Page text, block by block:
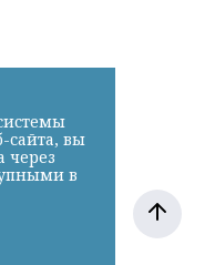
сайта, вы
через
в